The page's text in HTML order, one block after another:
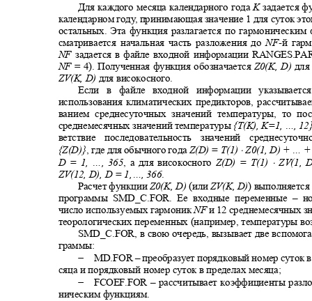
Для каждого месяца календарного годаKзадается
календарном году, принимающая значение 1 для суток
остальных. Эта функция разлагается по
сматривается начальная часть разложения доNF-й
NF задается в файле входной информации
NF = 4). Полученная функция обозначается Z0(K, D)
ZV(K, D) для високосного.
Если в файле входной информации
использования климатических предикторов,
ванием среднесуточных значений температуры, то
среднемесячных значений температуры {T(K), K=1, …,
ветствие последовательность значений
{Z(D)} , где для обычного годаZ(D) = T(1) ⋅Z0(1, D) + …
D = 1, …, 365, а для високосного Z(D) = T(1) ⋅ZV(1,
ZV(12, D), D = 1,…, 366.
Расчет функцииZ0(K, D) (илиZV(K, D))
программы SMD_C.FOR. Ее входные переменные–
число используемых гармоникNFи 12 среднемесячных
теорологических переменных (например, температуры
SMD_C.FOR, в свою очередь, вызывает две
граммы:
− MD.FOR –преобразует порядковый номер суток
сяца и порядковый номер суток в пределах месяца;
FCOEF.FOR – рассчитывает коэффициенты
−
ническим функциям.